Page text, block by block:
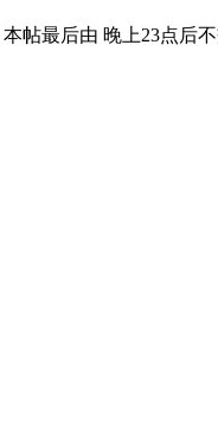
最后由 晚上23点后不